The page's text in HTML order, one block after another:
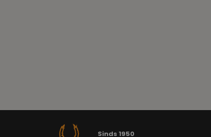
Sinds 1950